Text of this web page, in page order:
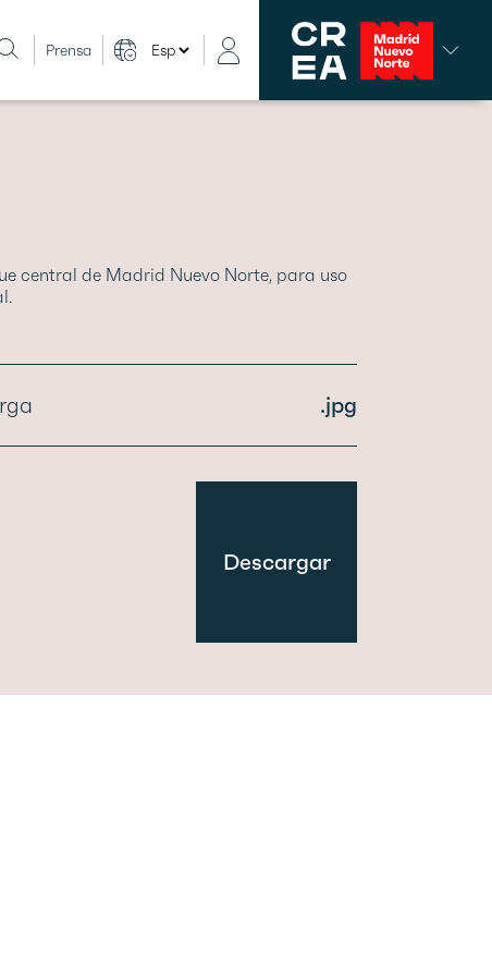
Prensa
central de Madrid Nuevo Norte, para uso
.jpg
Descargar